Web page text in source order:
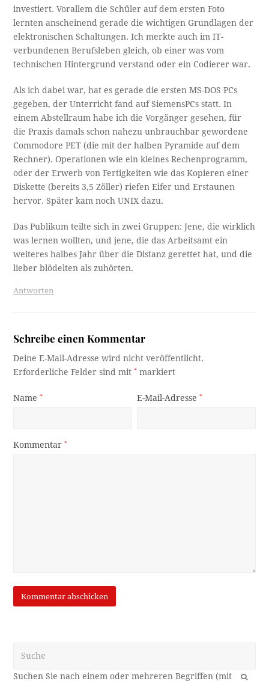
investiert. Vorallem die Schüler auf dem ersten Foto
lernten anscheinend gerade die wichtigen Grundlagen der
elektronischen Schaltungen. Ich merkte auch im IT-
verbundenen Berufsleben gleich, ob einer was vom
technischen Hintergrund verstand oder ein Codierer war.
Als ich dabei war, hat es gerade die ersten MS-DOS PCs
gegeben, der Unterricht fand auf SiemensPCs statt. In
einem Abstellraum habe ich die Vorgänger gesehen, für
die Praxis damals schon nahezu unbrauchbar gewordene
Commodore PET (die mit der halben Pyramide auf dem
Rechner). Operationen wie ein kleines Rechenprogramm,
oder der Erwerb von Fertigkeiten wie das Kopieren einer
Diskette (bereits 3,5 Zöller) riefen Eifer und Erstaunen
hervor. Später kam noch UNIX dazu.
Das Publikum teilte sich in zwei Gruppen: Jene, die wirklich
was lernen wollten, und jene, die das Arbeitsamt ein
weiteres halbes Jahr über die Distanz gerettet hat, und die
lieber blödelten als zuhörten.
Antworten
Schreibe einen Kommentar
Deine E-Mail-Adresse wird nicht veröffentlicht.
Erforderliche Felder sind mit* markiert
Name* E-Mail-Adresse*
Kommentar*
OK